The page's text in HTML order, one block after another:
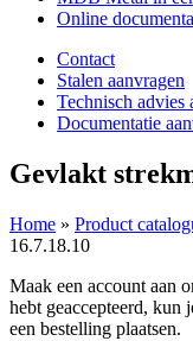
Online
Contact
Stalen aanvragen
Technisch advies
Documentatie
Gevlakt
Home » Product
16.7.18.10
Maak een account aan
hebt geaccepteerd, kun
een bestelling plaatsen.